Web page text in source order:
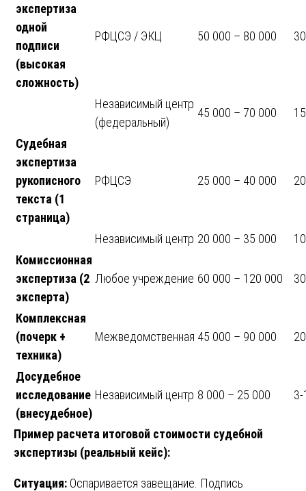
экспертиза
одной
подписи
(высокая
сложность)
РФЦСЭ / ЭКЦ 50 000 – 80 000
Независимый центр
(федеральный)
45 000 – 70 000
Судебная
экспертиза
рукописного
текста (1
страница)
РФЦСЭ 25 000 – 40 000
Независимый центр 20 000 – 35 000
Комиссионная
экспертиза (2
эксперта)
Любое учреждение 60 000 – 120 000
Комплексная
(почерк +
техника)
Межведомственная 45 000 – 90 000
Досудебное
исследование
(внесудебное)
Независимый центр 8 000 – 25 000
Пример расчета итоговой стоимости судебной
экспертизы (реальный кейс):
Ситуация: Оспаривается завещание. Подпись